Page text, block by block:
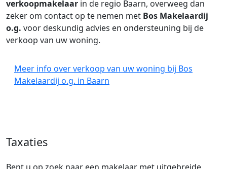
verkoopmakelaar in de regio Baarn, overweeg dan
zeker om contact op te nemen met Bos Makelaardij
o.g. voor deskundig advies en ondersteuning bij de
verkoop van uw woning.
Meer info over verkoop van uw woning bij Bos
Makelaardij o.g. in Baarn
Taxaties